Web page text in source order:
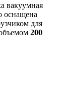
вакуумная
оснащена
для
200